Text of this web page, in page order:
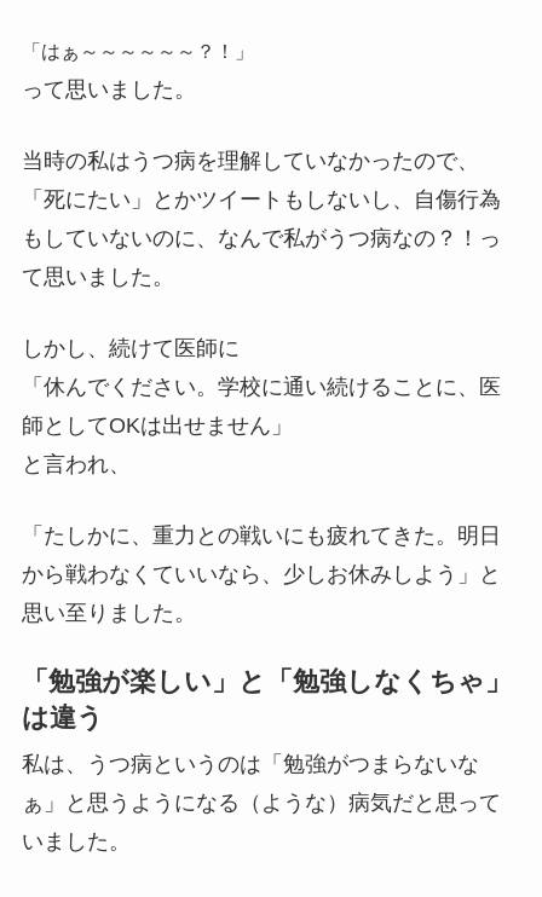
「はぁ～～～～～～？！」
って思いました。
当時の私はうつ病を理解していなかったので、
「死にたい」とかツイートもしないし、自傷行為
もしていないのに、なんで私がうつ病なの？！ っ
て思いました。
しかし、続けて医師に
「休んでください。学校に通い続けることに、医
師としてOKは出せません」
と言われ、
「たしかに、重力との戦いにも疲れてきた。明日
から戦わなくていいなら、少しお休みしよう」と
思い至りました。
「勉強が楽しい」と「勉強しなくちゃ」
は違う
私は、うつ病というのは「勉強がつまらないな
ぁ」と思うようになる（ような）病気だと思って
いました。